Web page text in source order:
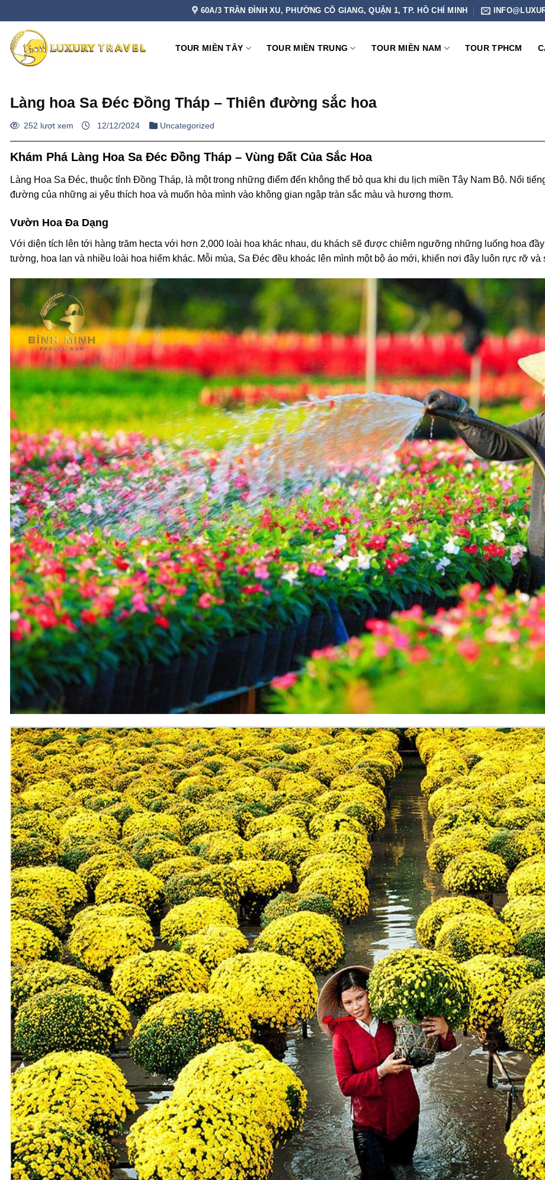
qua
dung
60A/3 TRẦN ĐÌNH XU, PHƯỜNG CÔ GIANG, QUẬN 1, TP. HỒ CHÍ MINH
TOUR MIỀN TÂY TOUR MIỀN TRUNG TOUR MIỀN NAM TOUR TPHCM
Làng hoa Sa Đéc Đồng Tháp – Thiên đường sắc hoa
252 lượt xem 12/12/2024 Uncategorized
Khám Phá Làng Hoa Sa Đéc Đồng Tháp – Vùng Đất Của Sắc Hoa
Làng Hoa Sa Đéc, thuộc tỉnh Đồng Tháp, là một trong những điểm đến không thể bỏ qua khi du lịch miền Tây Nam Bộ. Nổi
đường của những ai yêu thích hoa và muốn hòa mình vào không gian ngập tràn sắc màu và hương thơm.
Vườn Hoa Đa Dạng
Với diện tích lên tới hàng trăm hecta với hơn 2,000 loài hoa khác nhau, du khách sẽ được chiêm ngưỡng những luống hoa
tường, hoa lan và nhiều loài hoa hiếm khác. Mỗi mùa, Sa Đéc đều khoác lên mình một bộ áo mới, khiến nơi đây luôn rực rỡ và